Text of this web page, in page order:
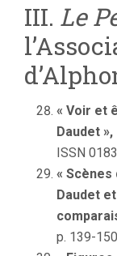
III. Le
« Voir et
Daudet »,
ISSN
«
Daudet
p. 139-150